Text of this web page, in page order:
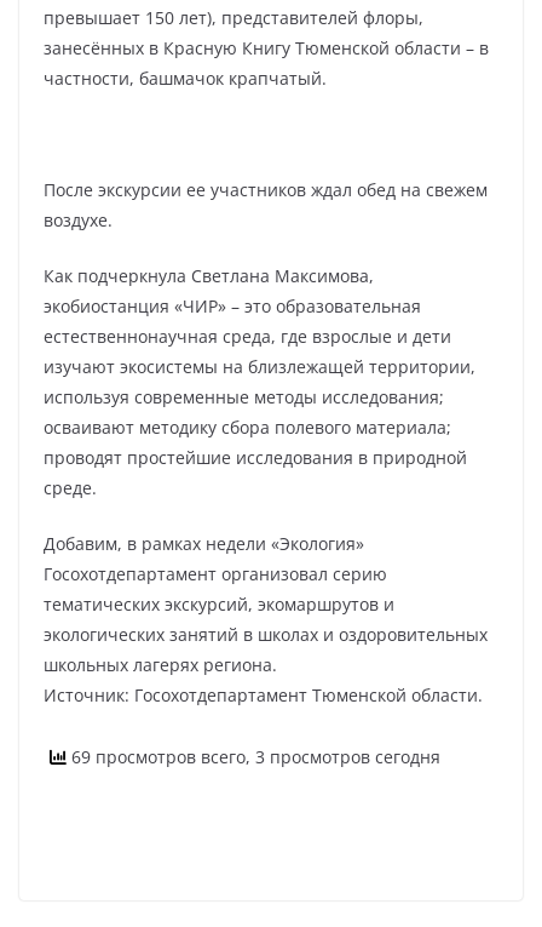
превышает 150 лет), представителей флоры,
занесённых в Красную Книгу Тюменской области – в
частности, башмачок крапчатый.
После экскурсии ее участников ждал обед на свежем
воздухе.
Как подчеркнула Светлана Максимова,
экобиостанция «ЧИР» – это образовательная
естественнонаучная среда, где взрослые и дети
изучают экосистемы на близлежащей территории,
используя современные методы исследования;
осваивают методику сбора полевого материала;
проводят простейшие исследования в природной
среде.
Добавим, в рамках недели «Экология»
Госохотдепартамент организовал серию
тематических экскурсий, экомаршрутов и
экологических занятий в школах и оздоровительных
школьных лагерях региона.
Источник: Госохотдепартамент Тюменской области.
69 просмотров всего, 3 просмотров сегодня